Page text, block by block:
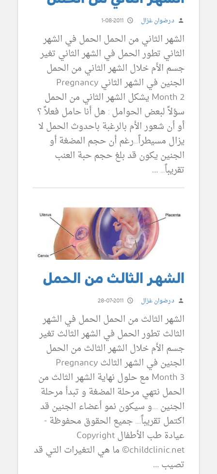
د.رضوان غزال 1-08-2011
الشهر الثاني من الحمل الحمل في الشهر
الثاني تطور الحمل في الشهر الثاني تغير
جسم الأم خلال الشهر الثاني من الحمل
الجنين في الشهر الثاني Pregnancy
Month 2 يشكل الشهر الثاني من الحمل
سؤلاً لبعض الحوامل : هل أنا حامل فعلاً ؟
أو أن شعور الأم بالرغبة باحدوث الحمل لا
يزال مسيطراً...رغم أن حجم المضغة أو
الجنين يكون قد بلغ حجم حبة العنب
تقريباً... …
الشهر الثالث من الحمل
د.رضوان غزال 28-07-2011
الشهر الثالث من الحمل الحمل في الشهر
الثالث تطور الحمل في الشهر الثالث تغير
جسم الأم خلال الشهر الثالث من الحمل
الجنين في الشهر الثالث Pregnancy
Month 3 مع حلول نهاية الشهر الثالث من
الحمل نتهي مرحلة المضغة و تبدأ مرحلة
الجنين ....و سيكون نمو أعضاء الجنين قد
اكتمل تقريباً.... جميع الحقوق محفوظة -
عيادة طب الأطفال Copyright
©childclinic.net ما هي التغيرات التي قد
تصيب …